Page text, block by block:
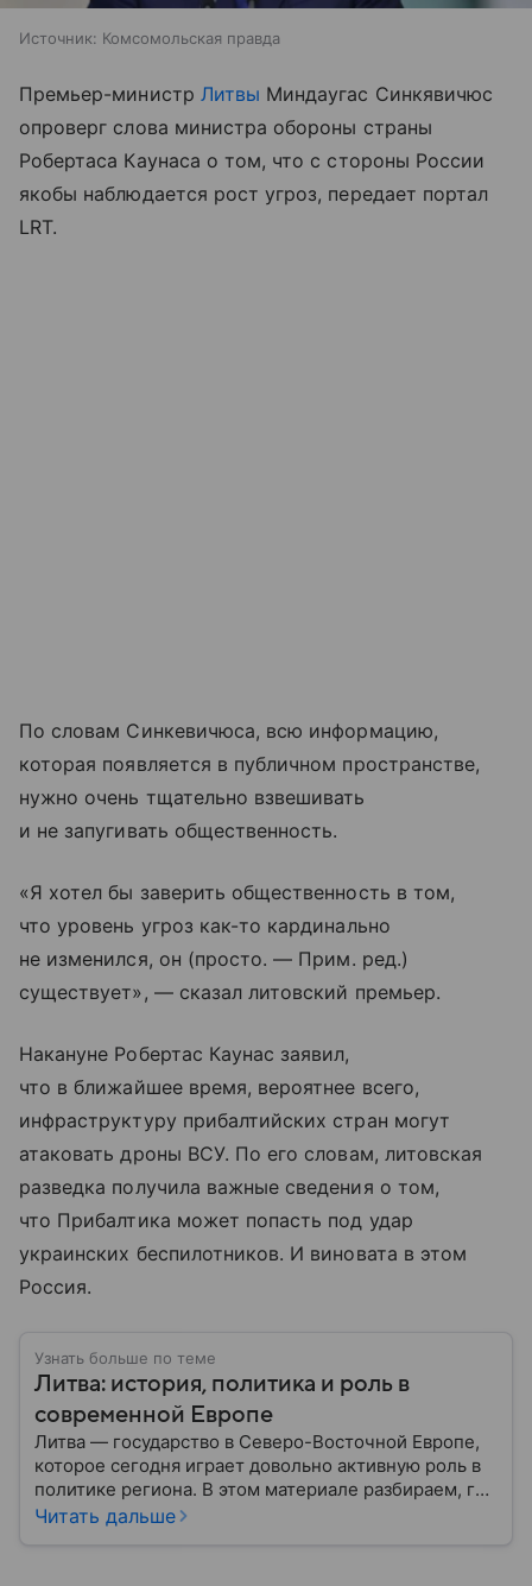
Источник: Комсомольская правда
Премьер-министр Литвы Миндаугас Синкявичюс
опроверг слова министра обороны страны
Робертаса Каунаса о том, что с стороны России
якобы наблюдается рост угроз, передает портал
LRT.
По словам Синкевичюса, всю информацию,
которая появляется в публичном пространстве,
нужно очень тщательно взвешивать
и не запугивать общественность.
«Я хотел бы заверить общественность в том,
что уровень угроз как-то кардинально
не изменился, он (просто. — Прим. ред.)
существует», — сказал литовский премьер.
Накануне Робертас Каунас заявил,
что в ближайшее время, вероятнее всего,
инфраструктуру прибалтийских стран могут
атаковать дроны ВСУ. По его словам, литовская
разведка получила важные сведения о том,
что Прибалтика может попасть под удар
украинских беспилотников. И виновата в этом
Россия.
Узнать больше по теме
Литва: история, политика и роль в
современной Европе
Литва — государство в Северо-Восточной Европе,
которое сегодня играет довольно активную роль в
политике региона. В этом материале разбираем, где
находится Литва, как она формировалась
Читать дальше